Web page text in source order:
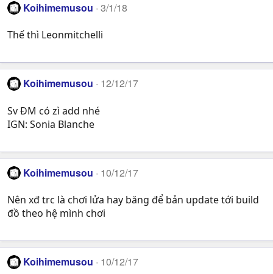
Koihimemusou 3/1/18
Thế thì Leonmitchelli
Koihimemusou 12/12/17
Sv ĐM có zì add nhé
IGN: Sonia Blanche
Koihimemusou 10/12/17
Nên xđ trc là chơi lửa hay băng để bản update tới build
đồ theo hệ mình chơi
Koihimemusou 10/12/17